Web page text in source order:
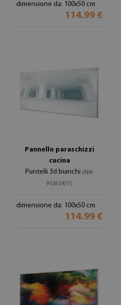
dimensione da: 100x50 cm
114.99 €
Pannello paraschizzi
cucina
Puntelli 3d bianchi (#pk-
95263477)
dimensione da: 100x50 cm
114.99 €